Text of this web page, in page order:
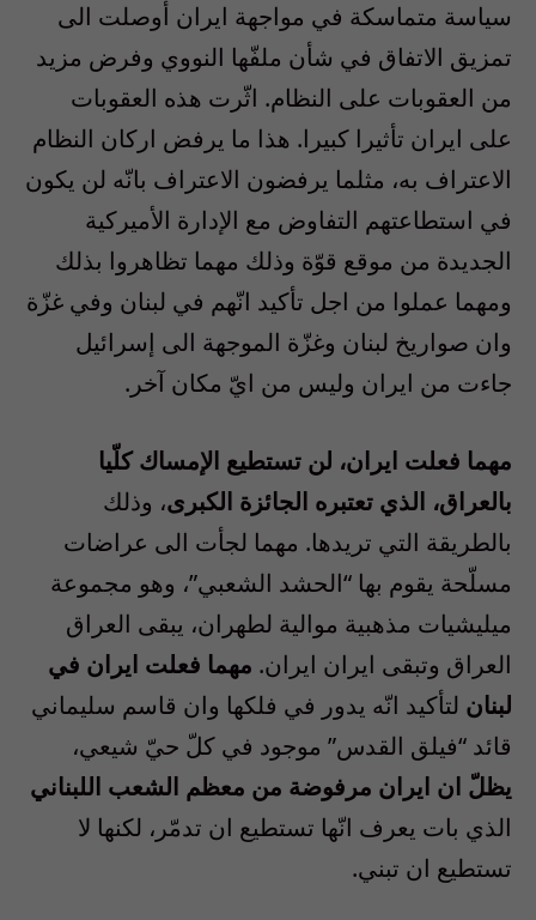
سياسة متماسكة في مواجهة ايران أوصلت الى
تمزيق الاتفاق في شأن ملفّها النووي وفرض مزيد
من العقوبات على النظام. اثّرت هذه العقوبات
على ايران تأثيرا كبيرا. هذا ما يرفض اركان النظام
الاعتراف به، مثلما يرفضون الاعتراف بانّه لن يكون
في استطاعتهم التفاوض مع الإدارة الأميركية
الجديدة من موقع قوّة وذلك مهما تظاهروا بذلك
ومهما عملوا من اجل تأكيد انّهم في لبنان وفي غزّة
وان صواريخ لبنان وغزّة الموجهة الى إسرائيل
جاءت من ايران وليس من ايّ مكان آخر.
مهما فعلت ايران، لن تستطيع الإمساك كلّيا
بالعراق، الذي تعتبره الجائزة الكبرى، وذلك
بالطريقة التي تريدها. مهما لجأت الى عراضات
مسلّحة يقوم بها “الحشد الشعبي”، وهو مجموعة
ميليشيات مذهبية موالية لطهران، يبقى العراق
العراق وتبقى ايران ايران. مهما فعلت ايران في
لبنان لتأكيد انّه يدور في فلكها وان قاسم سليماني
قائد “فيلق القدس” موجود في كلّ حيّ شيعي،
يظلّ ان ايران مرفوضة من معظم الشعب اللبناني
الذي بات يعرف انّها تستطيع ان تدمّر، لكنها لا
تستطيع ان تبني.